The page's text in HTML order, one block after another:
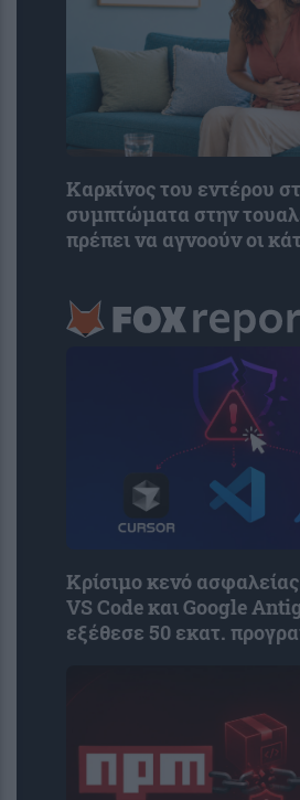
Καρκίνος του εντέρου
συμπτώματα στην
πρέπει να αγνοούν οι
Κρίσιμο κενό
VS Code και Google
εξέθεσε 50 εκατ.